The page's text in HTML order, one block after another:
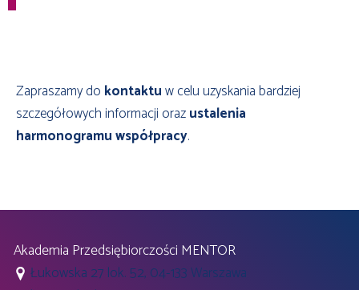
Zapraszamy do kontaktuw celu uzyskania bardziej
szczegółowych informacji orazustalenia
harmonogramu współpracy.
Akademia Przedsiębiorczości MENTOR
Łukowska 27 lok. 52, 04-133 Warszawa